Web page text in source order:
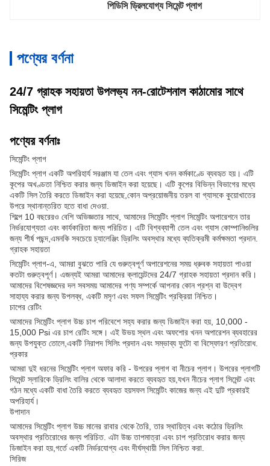
পিডিসি ড্রিলযোগ্য সিমেন্ট প্লাগ
পণ্যের বর্ণনা
24/7 গ্রাহক সহায়তা উপলভ্য নন-রোটেশনাল কাঠামোর সাথে
সিমেন্টিং প্লাগ
পণ্যের বর্ণনাঃ
সিমেন্টিং প্লাগ
সিমেন্টিং প্লাগ একটি অপরিহার্য সরঞ্জাম যা তেল এবং গ্যাস খনন কর্মকাণ্ডে ব্যবহৃত হয়। এটি
কূপের অখণ্ডতা নিশ্চিত করার জন্য ডিজাইন করা হয়েছে। এটি কূপের বিভিন্ন বিভাগের মধ্যে
একটি সিল তৈরি করতে ডিজাইন করা হয়েছে,কোন অপ্রয়োজনীয় তরল বা গ্যাসকে কুয়োখাতের
উপরে স্থানান্তরিত হতে বাধা দেওয়া.
শিল্পে 10 বছরেরও বেশি অভিজ্ঞতার সাথে, আমাদের সিমেন্টিং প্লাগ সিমেন্টিং অপারেশনে তার
নির্ভরযোগ্যতা এবং কার্যকারিতা জন্য পরিচিত। এটি বিশ্বব্যাপী তেল এবং গ্যাস কোম্পানিগুলির
জন্য শীর্ষ পছন্দ,এমনকি সবচেয়ে চ্যালেঞ্জিং ড্রিলিং অবস্থার মধ্যে ব্যতিক্রমী কর্মক্ষমতা প্রদান.
গ্রাহক সহায়তা
সিমেন্টিং প্লাগ-এ, আমরা বুঝতে পারি যে গুরুত্বপূর্ণ অপারেশনের সময় ধ্রুবক সহায়তা পাওয়া
কতটা গুরুত্বপূর্ণ। এজন্যই আমরা আমাদের ক্লায়েন্টদের 24/7 গ্রাহক সহায়তা প্রদান করি।
আমাদের বিশেষজ্ঞদের দল সবসময় আমাদের পণ্য সম্পর্কে আপনার কোন প্রশ্ন বা উদ্বেগ
সাহায্য করার জন্য উপলব্ধ, একটি মসৃণ এবং সফল সিমেন্টিং প্রক্রিয়া নিশ্চিত।
চাপের রেটিং
আমাদের সিমেন্টিং প্লাগ উচ্চ চাপ পরিবেশে সহ্য করার জন্য ডিজাইন করা হয়, 10,000 -
15,000 Psi এর চাপ রেটিং সঙ্গে। এই উভয় স্থল এবং অফশোর খনন অপারেশন ব্যবহারের
জন্য উপযুক্ত তোলে,একটি নিরাপদ সিলিং প্রদান এবং সম্ভাব্য ফুটো বা বিস্ফোরণ প্রতিরোধ.
প্রকার
আমরা দুই ধরনের সিমেন্টিং প্লাগ অফার করি - উপরের প্লাগ বা নীচের প্লাগ। উপরের প্লাগটি
সিমেন্ট স্লারিকে ড্রিলিং বালির থেকে আলাদা করতে ব্যবহৃত হয়,যখন নীচের প্লাগ সিমেন্ট এবং
গঠন মধ্যে একটি বাধা তৈরি করতে ব্যবহৃত হয়সফল সিমেন্টিং কাজের জন্য এই দুটি প্রকারই
অপরিহার্য।
উপাদান
আমাদের সিমেন্টিং প্লাগ উচ্চ মানের রাবার থেকে তৈরি, তার স্থায়িত্ব এবং কঠোর ড্রিলিং
অবস্থার প্রতিরোধের জন্য পরিচিত. এটা উচ্চ তাপমাত্রা এবং চাপ প্রতিরোধ করার জন্য
ডিজাইন করা হয়,গর্তে একটি নির্ভরযোগ্য এবং দীর্ঘস্থায়ী সিল নিশ্চিত করা.
সিরিজ